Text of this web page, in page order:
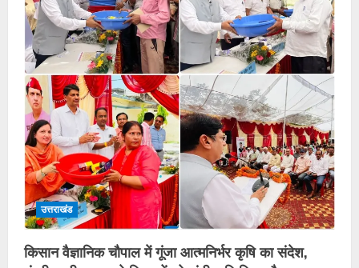
उत्तराखंड
किसान वैज्ञानिक चौपाल में गूंजा आत्मनिर्भर कृषि का संदेश,